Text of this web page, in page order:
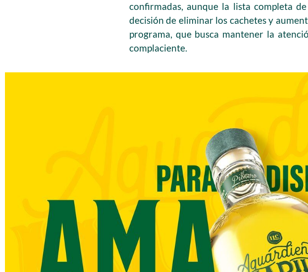
confirmadas, aunque la lista completa
decisión de eliminar los cachetes y
programa, que busca mantener la
complaciente.